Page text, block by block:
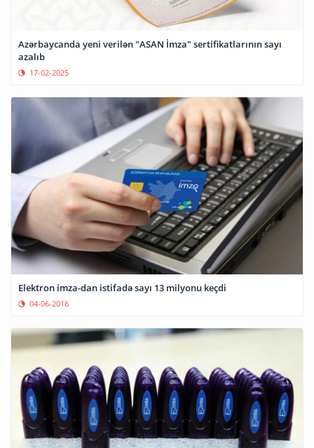
Azərbaycanda yeni verilən "ASAN İmza" sertifikatlarının sayı
azalıb
17-02-2025
Elektron imza-dan istifadə sayı 13 milyonu keçdi
04-06-2016